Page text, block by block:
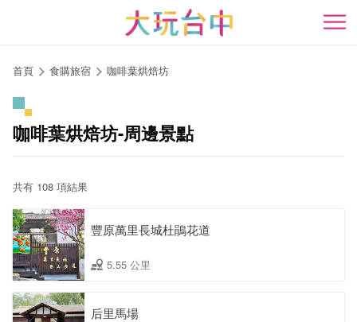
開
首頁 食購旅宿 咖啡葉烘焙坊
咖啡葉烘焙坊-周邊景點
共有 108 項結果
豐原萬里長城杜鵑花道
5.55 公里
后里馬場